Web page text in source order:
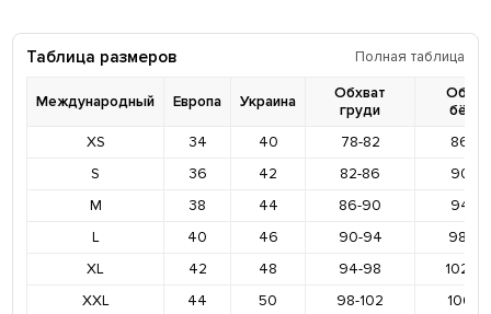
Таблица размеров Полная таблица
Международный Европа Украина
Обхват
груди
XS
34 40 78-82
86-
S
36 42 82-86
90-
M
38 44 86-90
94-
L
40 46 90-94
98-
XL
42 48 94-98
102-
XXL
44 50 98-102
106-